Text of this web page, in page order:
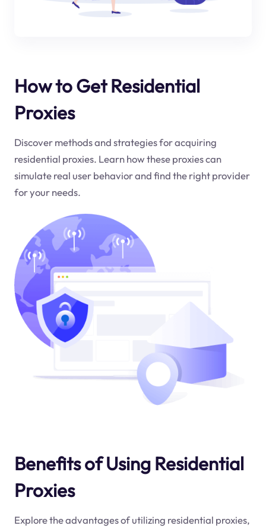
How to Get Residential
Proxies
Discover methods and strategies for acquiring
residential proxies. Learn how these proxies can
simulate real user behavior and find the right provider
for your needs.
Benefits of Using Residential
Proxies
Explore the advantages of utilizing residential proxies,